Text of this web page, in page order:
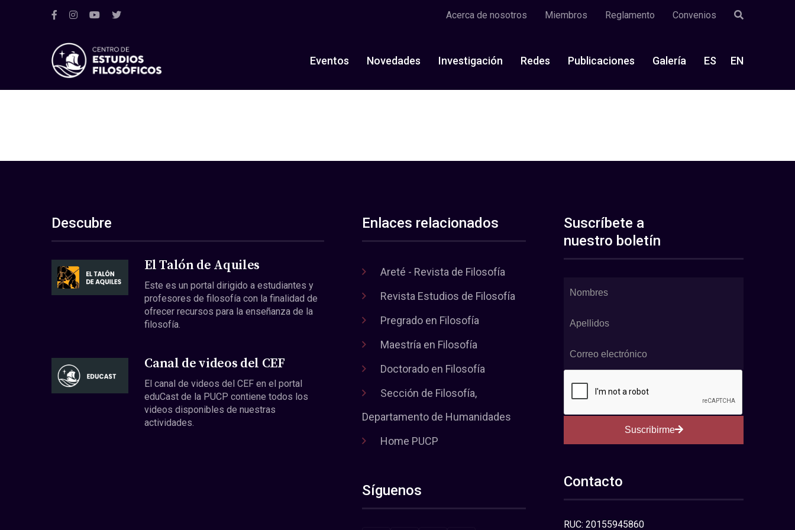
Acerca de nosotros Miembros Reglamento Convenios
Eventos Novedades Investigación Redes Publicaciones Galería ES EN
Descubre
El Talón de Aquiles
Este es un portal dirigido a estudiantes y
profesores de filosofía con la finalidad de
ofrecer recursos para la enseñanza de la
filosofía.
Canal de videos del CEF
El canal de videos del CEF en el portal
eduCast de la PUCP contiene todos los
videos disponibles de nuestras
actividades.
Enlaces relacionados
Areté - Revista de Filosofía
Revista Estudios de Filosofía
Pregrado en Filosofía
Maestría en Filosofía
Doctorado en Filosofía
Sección de Filosofía,
Departamento de Humanidades
Home PUCP
Síguenos
Suscríbete a
nuestro boletín
Suscribirme
Contacto
RUC: 20155945860